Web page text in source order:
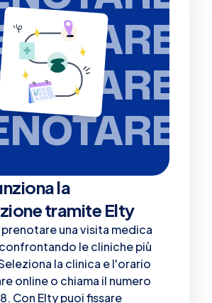
la
tramite Elty
prenotare una visita medica
le cliniche più
la clinica e l'orario
online o chiama il numero
Con Elty puoi fissare